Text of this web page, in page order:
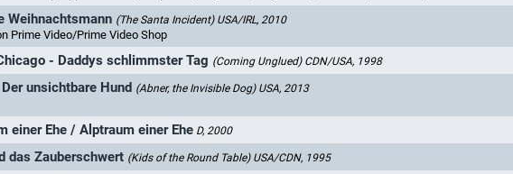
Weihnachtsmann (The Santa Incident) USA/IRL, 2010
Prime Video/Prime Video Shop
- Daddys schlimmster Tag (Coming Unglued) CDN/USA, 1998
unsichtbare Hund (Abner, the Invisible Dog) USA, 2013
einer Ehe / Alptraum einer Ehe D, 2000
das Zauberschwert (Kids of the Round Table) USA/CDN, 1995